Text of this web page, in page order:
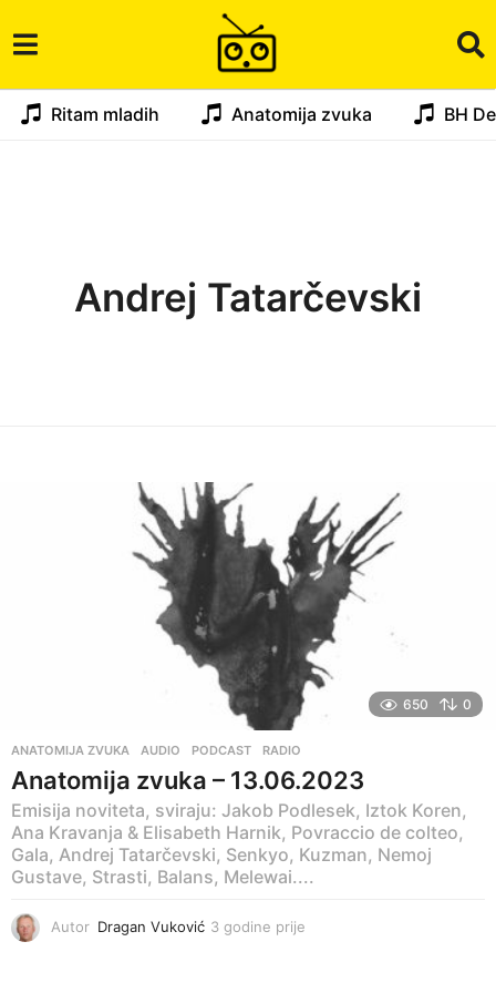
Ritam mladih Anatomija zvuka BH
Andrej Tatarčevski
650 0
ANATOMIJA ZVUKA ,AUDIO ,PODCAST ,RADIO
Anatomija zvuka – 13.06.2023
Emisija noviteta, sviraju: Jakob Podlesek, Iztok Koren,
Ana Kravanja & Elisabeth Harnik, Povraccio de colteo,
Gala, Andrej Tatarčevski, Senkyo, Kuzman, Nemoj
Gustave, Strasti, Balans, Melewai....
Autor Dragan Vuković 3 godine prije